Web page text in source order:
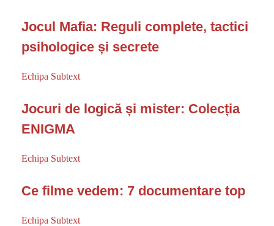
Jocul Mafia: Reguli complete, tactici
psihologice și secrete
Echipa Subtext
Jocuri de logică și mister: Colecția
ENIGMA
Echipa Subtext
Ce filme vedem: 7 documentare top
Echipa Subtext